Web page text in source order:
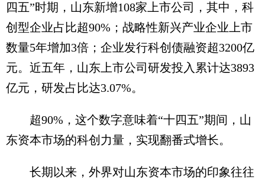
四五”时期，山东新增108家上市公司，其中，科
创型企业占比超90%；战略性新兴产业企业上市
数量5年增加3倍；企业发行科创债融资超3200亿
元。近五年，山东上市公司研发投入累计达3893
亿元，研发占比达3.07%。
超90%，这个数字意味着“十四五”期间，山
东资本市场的科创力量，实现翻番式增长。
长期以来，外界对山东资本市场的印象往往